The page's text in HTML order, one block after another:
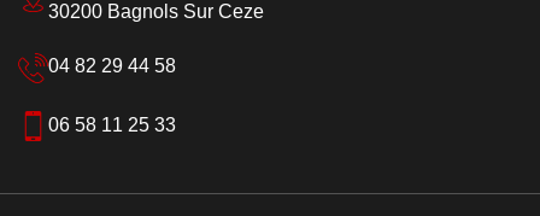
30200 Bagnols Sur Ceze
04 82 29 44 58
06 58 11 25 33